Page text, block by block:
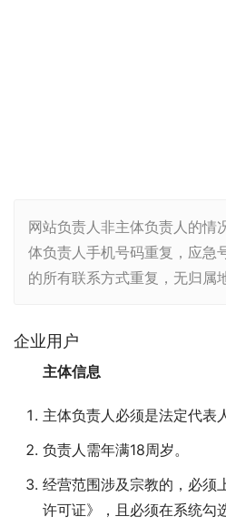
网站负责人非主体负责人的情
体负责人手机号码重复，应急
的所有联系方式重复，无归属
企业用户
主体信息
主体负责人必须是法定代表
负责人需年满18周岁。
经营范围涉及宗教的，必须
许可证》，且必须在系统勾选